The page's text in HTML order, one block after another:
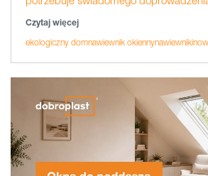
Czytaj więcej
ekologiczny domnawiewnik okiennynawiewniki